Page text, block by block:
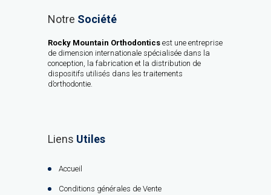
Notre Société
Rocky Mountain Orthodontics est une entreprise
de dimension internationale spécialisée dans la
conception, la fabrication et la distribution de
dispositifs utilisés dans les traitements
d’orthodontie.
Liens Utiles
Accueil
Conditions générales de Vente